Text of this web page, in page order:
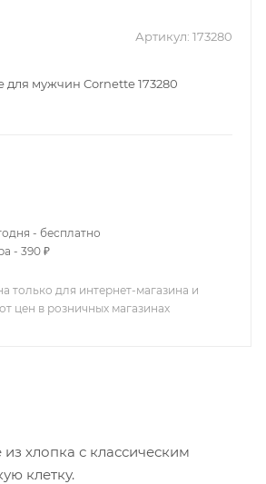
Артикул: 173280
мужчин Cornette 173280
- бесплатно
- 390 ₽
только для интернет-магазина и
цен в розничных магазинах
хлопка с классическим
клетку.